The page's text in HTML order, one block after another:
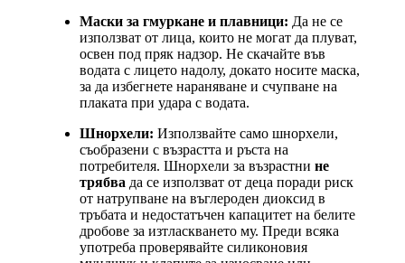
Маски за гмуркане и плавници: Да не се
използват от лица, които не могат да плуват,
освен под пряк надзор. Не скачайте във
водата с лицето надолу, докато носите маска,
за да избегнете нараняване и счупване на
плаката при удара с водата.
Шнорхели: Използвайте само шнорхели,
съобразени с възрастта и ръста на
потребителя. Шнорхели за възрастни не
трябва да се използват от деца поради риск
от натрупване на въглероден диоксид в
тръбата и недостатъчен капацитет на белите
дробове за изтласкването му. Преди всяка
употреба проверявайте силиконовия